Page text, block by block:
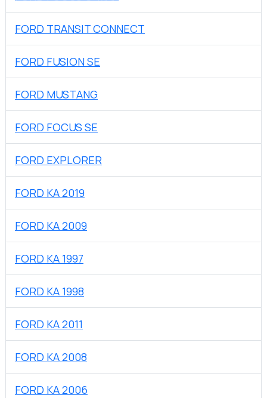
FORD TRANSIT CONNECT
FORD FUSION SE
FORD MUSTANG
FORD FOCUS SE
FORD EXPLORER
FORD KA 2019
FORD KA 2009
FORD KA 1997
FORD KA 1998
FORD KA 2011
FORD KA 2008
FORD KA 2006